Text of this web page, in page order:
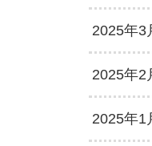
2025年3
2025年2
2025年1